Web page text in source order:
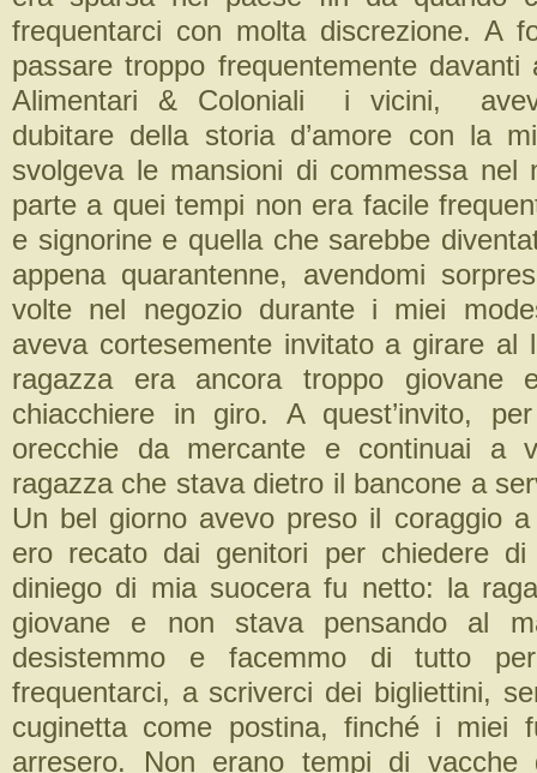
frequentarci con molta discrezione. A
passare troppo frequentemente davanti
Alimentari & Coloniali i vicini,
dubitare della storia d’amore con la
svolgeva le mansioni di commessa nel
parte a quei tempi non era facile
e signorine e quella che sarebbe
appena quarantenne, avendomi
volte nel negozio durante i miei
aveva cortesemente invitato a girare al
ragazza era ancora troppo
chiacchiere in giro. A quest’invito,
orecchie da mercante e continuai a
ragazza che stava dietro il bancone a
Un bel giorno avevo preso il coraggio
ero recato dai genitori per chiedere di
diniego di mia suocera fu netto: la
giovane e non stava pensando al
desistemmo e facemmo di tutto
frequentarci, a scriverci dei bigliettini,
cuginetta come postina, finché i miei
arresero. Non erano tempi di vacche